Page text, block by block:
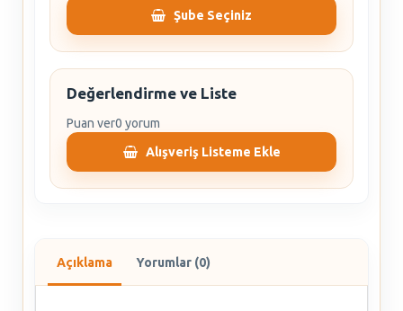
Şube Seçiniz
Değerlendirme ve Liste
Puan ver0 yorum
Alışveriş Listeme Ekle
Açıklama Yorumlar (0)